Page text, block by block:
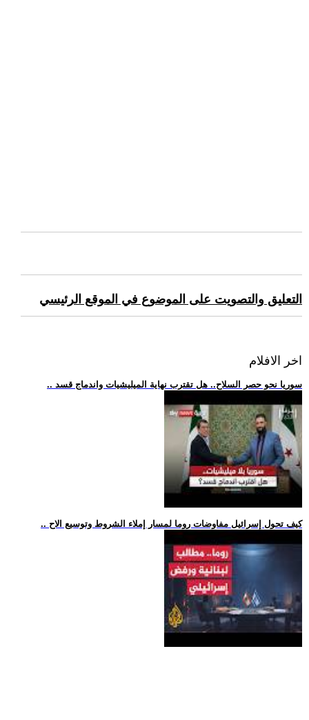
التعليق والتصويت على الموضوع في الموقع الرئيسي
اخر الافلام
.. سوريا نحو حصر السلاح.. هل تقترب نهاية الميليشيات واندماج قسد
.. كيف تحول إسرائيل مفاوضات روما لمسار إملاء الشروط وتوسيع الاح